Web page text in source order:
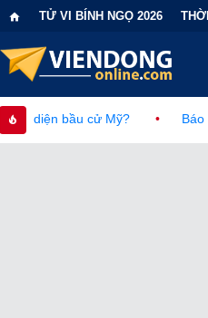
TỬ VI BÍNH NGỌ 2026
• Báo Cáo Mới Của Hạ Viện